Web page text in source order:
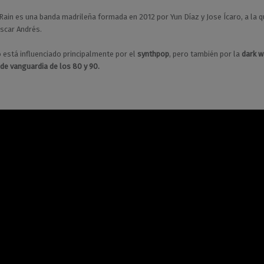
es una banda madrileña formada en 2012 por Yun Díaz y Jose Ícaro, a la
Andrés.
está influenciado principalmente por el synthpop, pero también por la dark
vanguardia de los 80 y 90.